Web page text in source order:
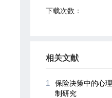
下载次数：
相关文献
1
保险决策中的心
制研究